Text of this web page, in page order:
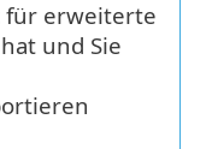
für erweiterte
und Sie